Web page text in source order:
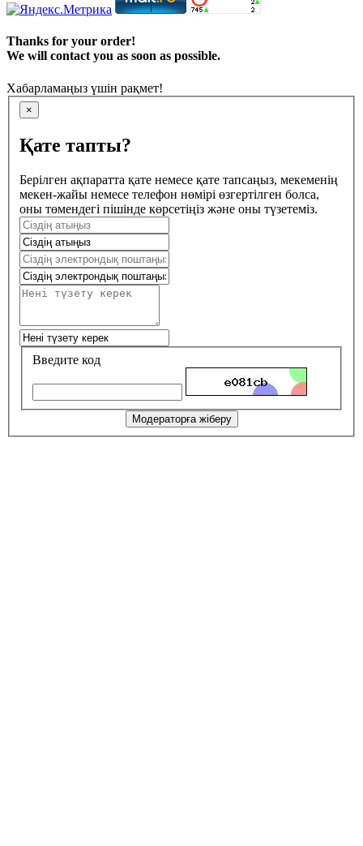
Thanks for your order!
We will contact you as soon as possible.
Хабарламаңыз үшін рақмет!
×
Қате тапты?
Берілген ақпаратта қате немесе қате тапсаңыз, мекеменің
мекен-жайы немесе телефон нөмірі өзгертілген болса,
оны төмендегі пішінде көрсетіңіз және оны түзетеміз.
Введите код
Модераторға жіберу